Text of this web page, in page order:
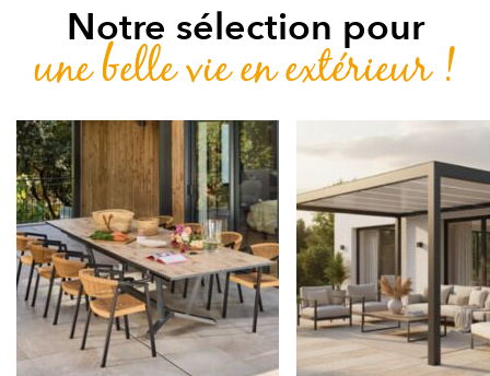
Notre sélection pour
une belle vie en extérieur !